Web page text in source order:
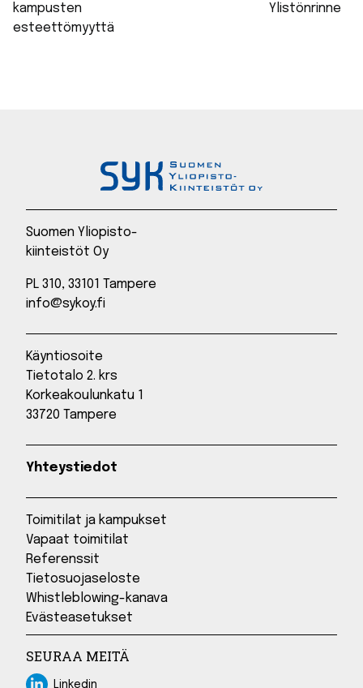
kampusten
esteettömyyttä
Ylistönrinne
Suomen Yliopisto-
kiinteistöt Oy
PL 310, 33101 Tampere
info@sykoy.fi
Käyntiosoite
Tietotalo 2. krs
Korkeakoulunkatu 1
33720 Tampere
Yhteystiedot
Toimitilat ja kampukset
Vapaat toimitilat
Referenssit
Tietosuojaseloste
Whistleblowing-kanava
Evästeasetukset
SEURAA MEITÄ
LinkedinLinkedin